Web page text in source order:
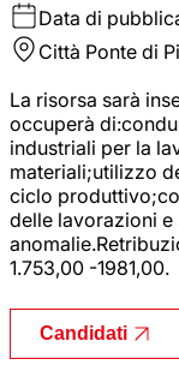
Data di
Città Ponte di
La risorsa sarà
occuperà
industriali per la
materiali;utilizzo
ciclo
delle lavorazioni e
1.753,00 -1981,00.
Candidati